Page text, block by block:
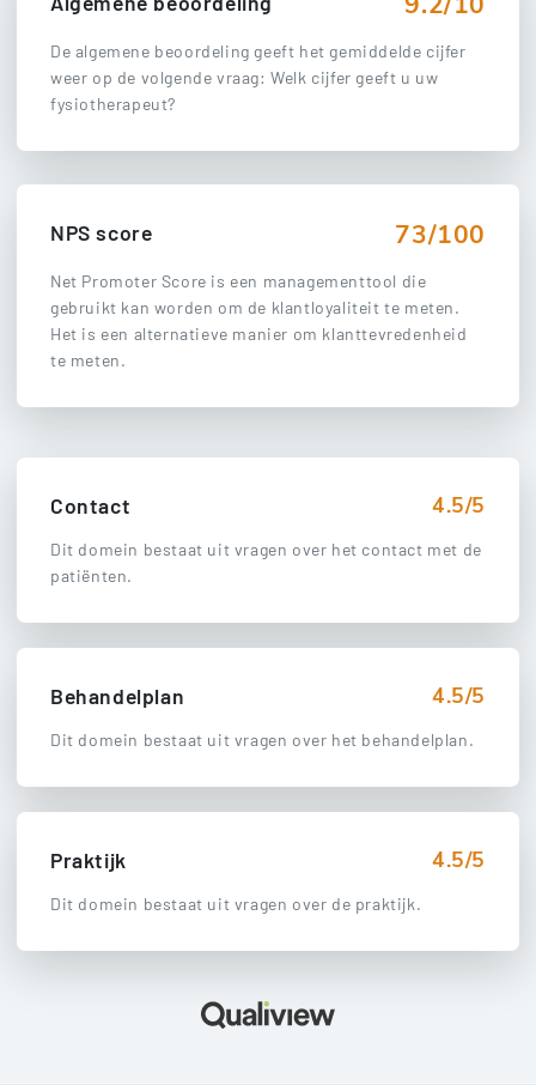
De algemene beoordeling geeft het gemiddelde cijfer
weer op de volgende vraag: Welk cijfer geeft u uw
fysiotherapeut?
NPS score 73/100
Net Promoter Score is een managementtool die
gebruikt kan worden om de klantloyaliteit te meten.
Het is een alternatieve manier om klanttevredenheid
te meten.
Contact 4.5/5
Dit domein bestaat uit vragen over het contact met de
patiënten.
Behandelplan 4.5/5
Dit domein bestaat uit vragen over het behandelplan.
Praktijk 4.5/5
Dit domein bestaat uit vragen over de praktijk.